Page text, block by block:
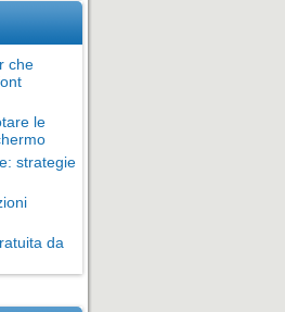
che
le
strategie
da